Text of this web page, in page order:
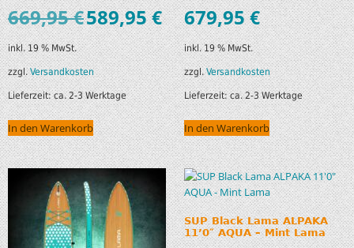
669,95€589,95€
inkl. 19 % MwSt.
zzgl.Versandkosten
Lieferzeit:ca. 2-3 Werktage
In den Warenkorb
679,95€
inkl. 19 % MwSt.
zzgl.Versandkosten
Lieferzeit:ca. 2-3 Werktage
In den Warenkorb
SUP Black Lama ALPAKA
11’0″ AQUA – Mint Lama